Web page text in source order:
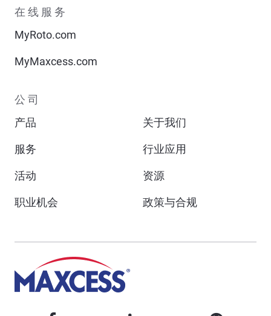
在线服务
MyRoto.com
MyMaxcess.com
公司
产品
关于我们
服务 行业应用
活动 资源
职业机会 政策与合规